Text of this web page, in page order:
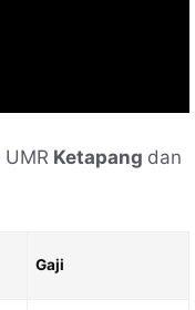
Ketapang dan
Gaji